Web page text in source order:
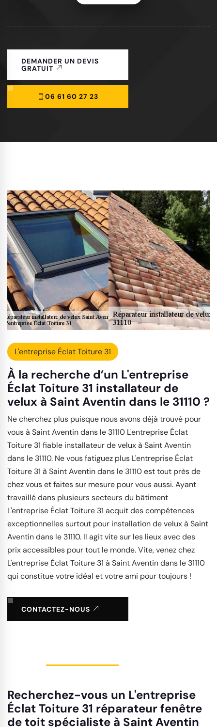
DEMANDER UN DEVIS
GRATUIT
06 61 60 27 23
L'entreprise Éclat Toiture 31
À la recherche d’un L'entreprise
Éclat Toiture 31 installateur de
velux à Saint Aventin dans le 31110 ?
Ne cherchez plus puisque nous avons déjà trouvé pour
vous à Saint Aventin dans le 31110 L'entreprise Éclat
Toiture 31 fiable installateur de velux à Saint Aventin
dans le 31110. Ne vous fatiguez plus L'entreprise Éclat
Toiture 31 à Saint Aventin dans le 31110 est tout près de
chez vous et faites sur mesure pour vous aussi. Ayant
travaillé dans plusieurs secteurs du bâtiment
L'entreprise Éclat Toiture 31 acquit des compétences
exceptionnelles surtout pour installation de velux à Saint
Aventin dans le 31110. Il agit vite sur les lieux avec des
prix accessibles pour tout le monde. Vite, venez chez
L'entreprise Éclat Toiture 31 à Saint Aventin dans le 31110
qui constitue votre idéal et votre ami pour toujours !
CONTACTEZ-NOUS
Recherchez-vous un L'entreprise
Éclat Toiture 31 réparateur fenêtre
de toit spécialiste à Saint Aventin